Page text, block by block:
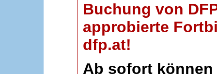
Buchung von
approbierte
dfp.at!
Ab sofort können